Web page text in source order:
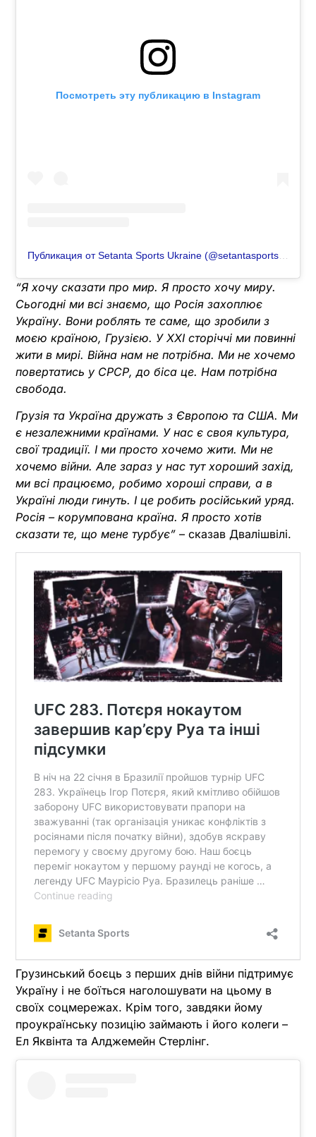
Посмотреть эту публикацию в Instagram
“Я хочу сказати про мир. Я просто хочу миру.
Сьогодні ми всі знаємо, що Росія захоплює
Україну. Вони роблять те саме, що зробили з
моєю країною, Грузією. У ХХІ сторіччі ми повинні
жити в мирі. Війна нам не потрібна. Ми не хочемо
повертатись у СРСР, до біса це. Нам потрібна
свобода.
Грузія та Україна дружать з Європою та США. Ми
є незалежними країнами. У нас є своя культура,
свої традиції. І ми просто хочемо жити. Ми не
хочемо війни. Але зараз у нас тут хороший захід,
ми всі працюємо, робимо хороші справи, а в
Україні люди гинуть. І це робить російський уряд.
Росія – корумпована країна. Я просто хотів
сказати те, що мене турбує” – сказав Двалішвілі.
Грузинський боєць з перших днів війни підтримує
Україну і не боїться наголошувати на цьому в
своїх соцмережах. Крім того, завдяки йому
проукраїнську позицію займають і його колеги –
Ел Яквінта та Алджемейн Стерлінг.